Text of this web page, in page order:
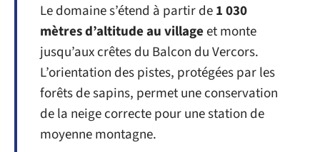
Le domaine s’étend à partir de1 030
mètres d’altitude au villageet monte
jusqu’aux crêtes du Balcon du Vercors.
L’orientation des pistes, protégées par les
forêts de sapins, permet une conservation
de la neige correcte pour une station de
moyenne montagne.